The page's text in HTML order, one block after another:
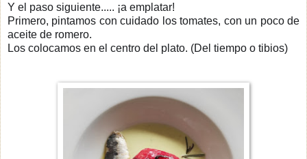
Y el paso siguiente..... ¡a emplatar!
Primero, pintamos con cuidado los tomates, con un poco de
aceite de romero.
Los colocamos en el centro del plato. (Del tiempo o tibios)